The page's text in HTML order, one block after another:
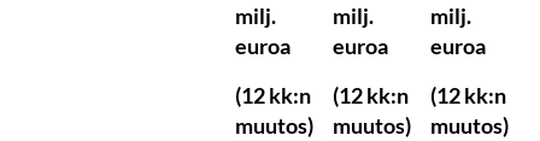
milj.
euroa
(12 kk:n
muutos)
milj.
euroa
(12 kk:n
muutos)
milj.
euroa
(12 kk:n
muutos)